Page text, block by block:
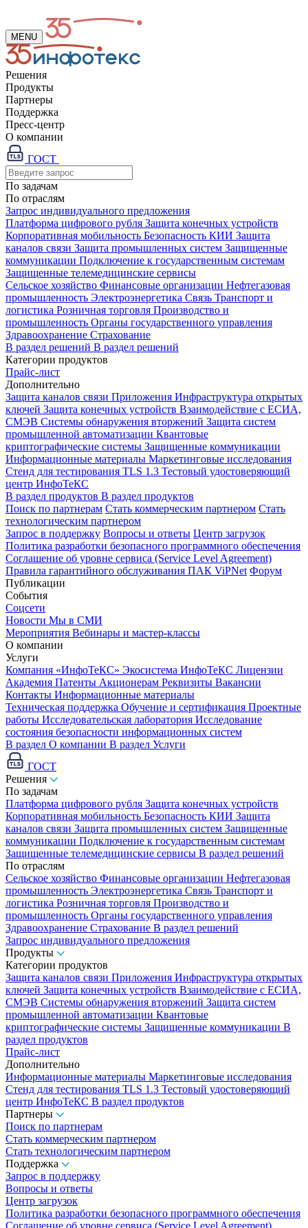
MENU
Решения
Продукты
Партнеры
Поддержка
Пресс-центр
О компании
ГОСТ
По задачам
По отраслям
Запрос индивидуального предложения
Платформа цифрового рубля Защита конечных устройств
Корпоративная мобильность Безопасность КИИ Защита
каналов связи Защита промышленных систем Защищенные
коммуникации Подключение к государственным системам
Защищенные телемедицинские сервисы
Сельское хозяйство Финансовые организации Нефтегазовая
промышленность Электроэнергетика Связь Транспорт и
логистика Розничная торговля Производство и
промышленность Органы государственного управления
Здравоохранение Страхование
В раздел решений В раздел решений
Категории продуктов
Прайс-лист
Дополнительно
Защита каналов связи Приложения Инфраструктура открытых
ключей Защита конечных устройств Взаимодействие с ЕСИА,
СМЭВ Системы обнаружения вторжений Защита систем
промышленной автоматизации Квантовые
криптографические системы Защищенные коммуникации
Информационные материалы Маркетинговые исследования
Стенд для тестирования TLS 1.3 Тестовый удостоверяющий
центр ИнфоТеКС
В раздел продуктов В раздел продуктов
Поиск по партнерам Стать коммерческим партнером Стать
технологическим партнером
Запрос в поддержку Вопросы и ответы Центр загрузок
Политика разработки безопасного программного обеспечения
Соглашение об уровне сервиса (Service Level Agreement)
Правила гарантийного обслуживания ПАК ViPNet Форум
Публикации
События
Соцсети
Новости Мы в СМИ
Мероприятия Вебинары и мастер-классы
О компании
Услуги
Компания «ИнфоТеКС» Экосистема ИнфоТеКС Лицензии
Академия Патенты Акционерам Реквизиты Вакансии
Контакты Информационные материалы
Техническая поддержка Обучение и сертификация Проектные
работы Исследовательская лаборатория Исследование
состояния безопасности информационных систем
В раздел О компании В раздел Услуги
ГОСТ
Решения
По задачам
Платформа цифрового рубля Защита конечных устройств
Корпоративная мобильность Безопасность КИИ Защита
каналов связи Защита промышленных систем Защищенные
коммуникации Подключение к государственным системам
Защищенные телемедицинские сервисы В раздел решений
По отраслям
Сельское хозяйство Финансовые организации Нефтегазовая
промышленность Электроэнергетика Связь Транспорт и
логистика Розничная торговля Производство и
промышленность Органы государственного управления
Здравоохранение Страхование В раздел решений
Запрос индивидуального предложения
Продукты
Категории продуктов
Защита каналов связи Приложения Инфраструктура открытых
ключей Защита конечных устройств Взаимодействие с ЕСИА,
СМЭВ Системы обнаружения вторжений Защита систем
промышленной автоматизации Квантовые
криптографические системы Защищенные коммуникации В
раздел продуктов
Прайс-лист
Дополнительно
Информационные материалы Маркетинговые исследования
Стенд для тестирования TLS 1.3 Тестовый удостоверяющий
центр ИнфоТеКС В раздел продуктов
Партнеры
Поиск по партнерам
Стать коммерческим партнером
Стать технологическим партнером
Поддержка
Запрос в поддержку
Вопросы и ответы
Центр загрузок
Политика разработки безопасного программного обеспечения
Соглашение об уровне сервиса (Service Level Agreement)